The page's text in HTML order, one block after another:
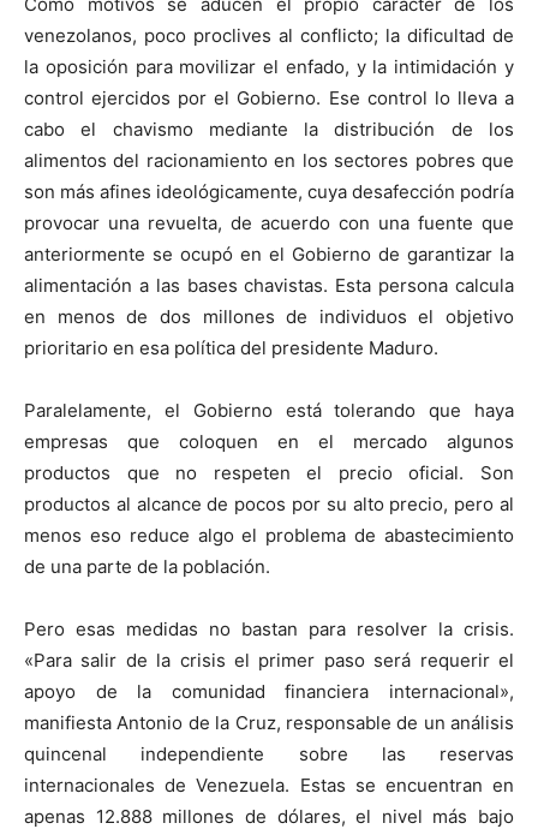
Como motivos se aducen el propio carácter de los
venezolanos, poco proclives al conflicto; la dificultad de
la oposición para movilizar el enfado, y la intimidación y
control ejercidos por el Gobierno. Ese control lo lleva a
cabo el chavismo mediante la distribución de los
alimentos del racionamiento en los sectores pobres que
son más afines ideológicamente, cuya desafección podría
provocar una revuelta, de acuerdo con una fuente que
anteriormente se ocupó en el Gobierno de garantizar la
alimentación a las bases chavistas. Esta persona calcula
en menos de dos millones de individuos el objetivo
prioritario en esa política del presidente Maduro.
Paralelamente, el Gobierno está tolerando que haya
empresas que coloquen en el mercado algunos
productos que no respeten el precio oficial. Son
productos al alcance de pocos por su alto precio, pero al
menos eso reduce algo el problema de abastecimiento
de una parte de la población.
Pero esas medidas no bastan para resolver la crisis.
«Para salir de la crisis el primer paso será requerir el
apoyo de la comunidad financiera internacional»,
manifiesta Antonio de la Cruz, responsable de un análisis
quincenal independiente sobre las reservas
internacionales de Venezuela. Estas se encuentran en
apenas 12.888 millones de dólares, el nivel más bajo